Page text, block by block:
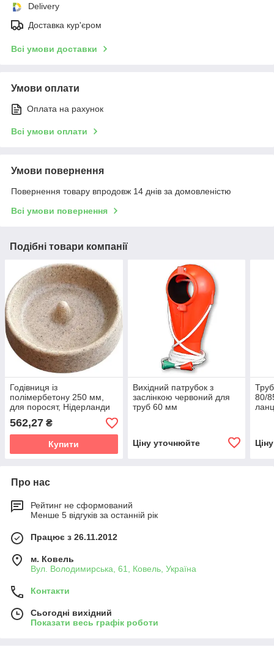
Delivery
Доставка кур'єром
Всі умови доставки
Умови оплати
Оплата на рахунок
Всі умови оплати
Умови повернення
Повернення товару впродовж 14 днів за домовленістю
Всі умови повернення
Подібні товари компанії
Годівниця із
полімербетону 250 мм,
для поросят, Нідерланди
562,27 ₴
Купити
Вихідний патрубок з
заслінкою червоний для
труб 60 мм
Ціну уточнюйте
80/
Про нас
Рейтинг не сформований
Менше 5 відгуків за останній рік
Працює з 26.11.2012
м. Ковель
Вул. Володимирська, 61, Ковель, Україна
Контакти
Сьогодні вихідний
Показати весь графік роботи